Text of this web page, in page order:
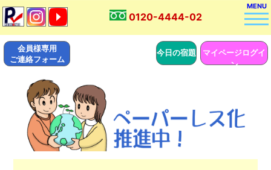
0120-4444-02
会員様専用
ご連絡フォーム
マイページログイ
ン
今日の宿題
MENU